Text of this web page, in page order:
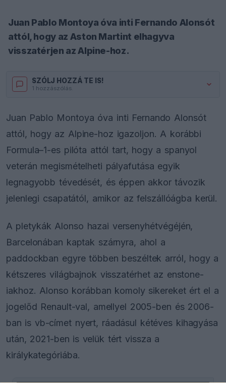
Juan Pablo Montoya óva inti Fernando Alonsót
attól, hogy az Aston Martint elhagyva
visszatérjen az Alpine-hoz.
SZÓLJ HOZZÁ TE IS!
1 hozzászólás.
Juan Pablo Montoya óva inti Fernando Alonsót
attól, hogy az Alpine-hoz igazoljon. A korábbi
Formula–1-es pilóta attól tart, hogy a spanyol
veterán megismételheti pályafutása egyik
legnagyobb tévedését, és éppen akkor távozik
jelenlegi csapatától, amikor az felszállóágba kerül.
A pletykák Alonso hazai versenyhétvégéjén,
Barcelonában kaptak szárnyra, ahol a
paddockban egyre többen beszéltek arról, hogy a
kétszeres világbajnok visszatérhet az enstone-
iakhoz. Alonso korábban komoly sikereket ért el a
jogelőd Renault-val, amellyel 2005-ben és 2006-
ban is vb-címet nyert, ráadásul kétéves kihagyása
után, 2021-ben is velük tért vissza a
királykategóriába.